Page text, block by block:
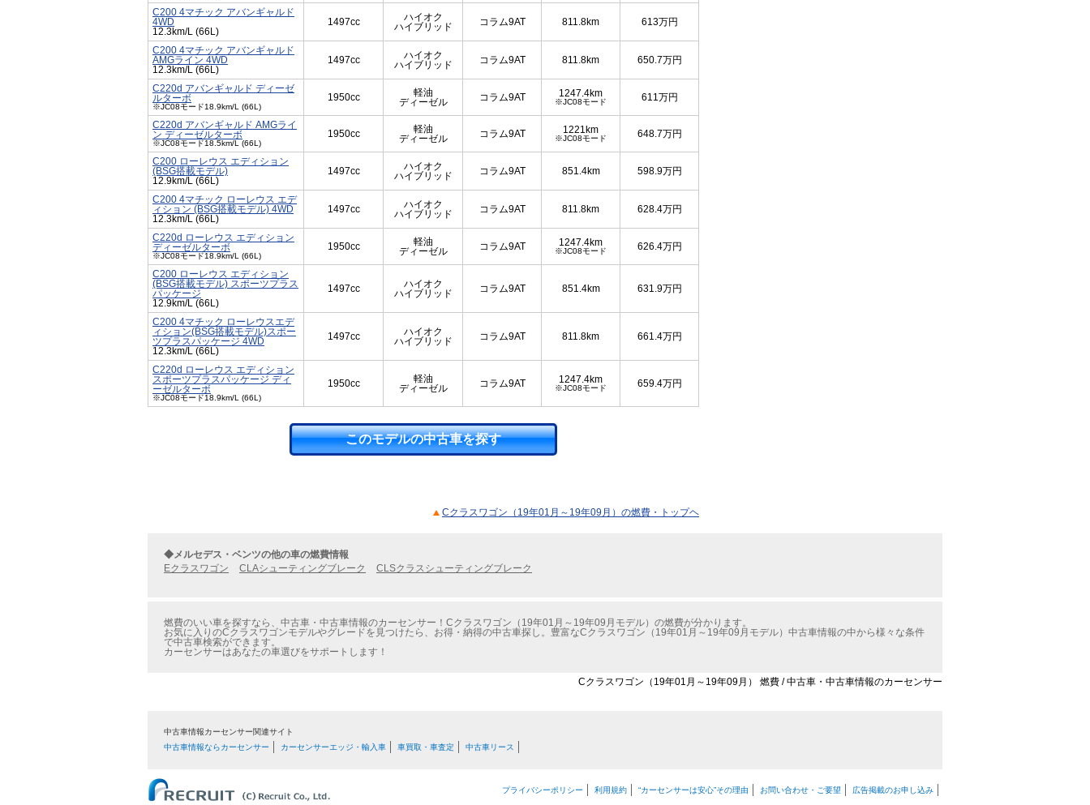
C200 4マチック アバンギャルド
4WD
12.3km/L (66L)
1497cc
ハイオク
ハイブリッド
コラム9AT 811.8km 613万円
C200 4マチック アバンギャルド
AMGライン 4WD
12.3km/L (66L)
1497cc
ハイオク
ハイブリッド
コラム9AT 811.8km 650.7万円
C220d アバンギャルド ディーゼ
ルターボ
※JC08モード18.9km/L (66L)
1950cc
軽油
ディーゼル
コラム9AT 1247.4km
※JC08モード 611万円
C220d アバンギャルド AMGライ
ン ディーゼルターボ
※JC08モード18.5km/L (66L)
1950cc
軽油
ディーゼル
コラム9AT 1221km
※JC08モード 648.7万円
C200 ローレウス エディション
(BSG搭載モデル)
12.9km/L (66L)
1497cc
ハイオク
ハイブリッド
コラム9AT 851.4km 598.9万円
C200 4マチック ローレウス エデ
ィション (BSG搭載モデル) 4WD
12.3km/L (66L)
1497cc
ハイオク
ハイブリッド
コラム9AT 811.8km 628.4万円
C220d ローレウス エディション
ディーゼルターボ
※JC08モード18.9km/L (66L)
1950cc
軽油
ディーゼル
コラム9AT 1247.4km
※JC08モード 626.4万円
C200 ローレウス エディション
(BSG搭載モデル) スポーツプラス
パッケージ
12.9km/L (66L)
1497cc
ハイオク
ハイブリッド
コラム9AT 851.4km 631.9万円
C200 4マチック ローレウスエデ
ィション(BSG搭載モデル)スポー
ツプラスパッケージ 4WD
12.3km/L (66L)
1497cc
ハイオク
ハイブリッド
コラム9AT 811.8km 661.4万円
C220d ローレウス エディション
スポーツプラスパッケージ ディ
ーゼルターボ
※JC08モード18.9km/L (66L)
1950cc
軽油
ディーゼル
コラム9AT 1247.4km
※JC08モード 659.4万円
このモデルの中古車を探す
Cクラスワゴン（19年01月～19年09月）の燃費・トップヘ
◆メルセデス・ベンツの他の車の燃費情報
Eクラスワゴン
CLAシューティングブレーク CLSクラスシューティングブレーク
燃費のいい車を探すなら、中古車・中古車情報のカーセンサー！Cクラスワゴン（19年01月～19年09月モデル）の燃費が分かります。
お気に入りのCクラスワゴンモデルやグレードを見つけたら、お得・納得の中古車探し。豊富なCクラスワゴン（19年01月～19年09月モデル）中古車情報の中から様々な条件
で中古車検索ができます。
カーセンサーはあなたの車選びをサポートします！
Cクラスワゴン（19年01月～19年09月） 燃費 / 中古車・中古車情報のカーセンサー
中古車情報カーセンサー関連サイト
中古車情報ならカーセンサー
カーセンサーエッジ・輸入車 車買取・車査定 中古車リース
プライバシーポリシー 利用規約 “カーセンサーは安心”その理由 お問い合わせ・ご要望 広告掲載のお申し込み